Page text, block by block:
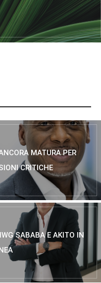
MATURA PER
CRITICHE
SABABA E AKITO IN